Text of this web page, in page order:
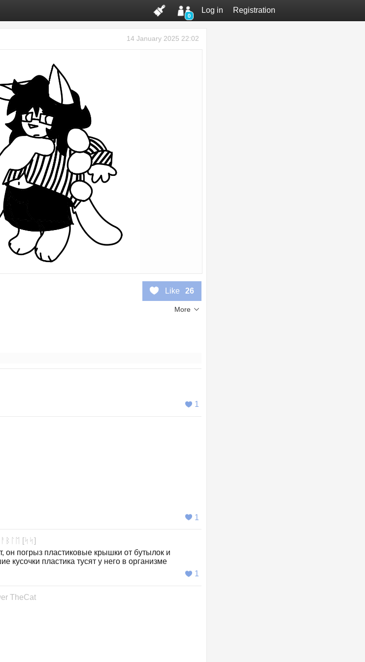
0
Log in Registration
14 January 2025 22:02
Like 26
More
1
1
[ᛋᛋ]
он погрыз пластиковые крышки от бутылок и
кусочки пластика тусят у него в организме
1
TheCat